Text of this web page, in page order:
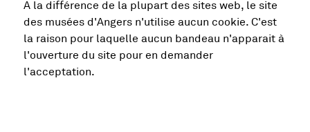
A la différence de la plupart des sites web, le site
des musées d'Angers n'utilise aucun cookie. C'est
la raison pour laquelle aucun bandeau n'apparait à
l'ouverture du site pour en demander
l'acceptation.